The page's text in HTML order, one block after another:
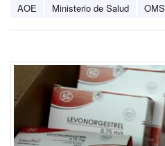
AOE Ministerio de Salud OMS